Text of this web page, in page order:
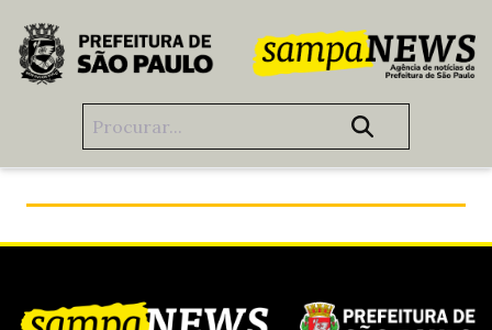
Pular para o Conteúdo principal